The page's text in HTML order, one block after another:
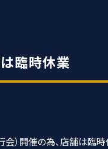
臨時休業
）開催の為、店舗は臨時